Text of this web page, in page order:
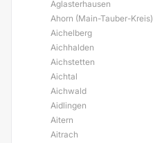
Aglasterhausen
Ahorn (Main-Tauber-Kreis)
Aichelberg
Aichhalden
Aichstetten
Aichtal
Aichwald
Aidlingen
Aitern
Aitrach